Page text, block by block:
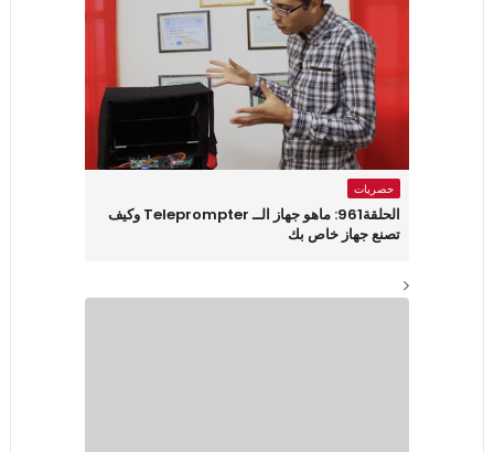
حصريات
الحلقة961: ماهو جهاز الــ Teleprompter وكيف
تصنع جهاز خاص بك